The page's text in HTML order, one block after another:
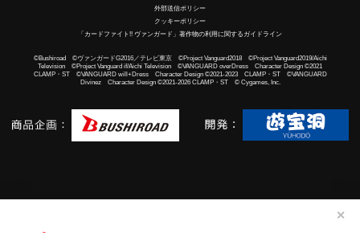
✕
外部送信ポリシー
クッキーポリシー
「カードファイト!! ヴァンガード」著作物の利用に関するガイドライン
©Bushiroad ©ヴァンガードG2016／テレビ東京 ©Project Vanguard2018 ©Project Vanguard2019/Aichi
Television ©Project Vanguard if/Aichi Television ©VANGUARD overDress Character Design ©2021
CLAMP・ST ©VANGUARD will+Dress Character Design ©2021-2023 CLAMP・ST ©VANGUARD
Divinez Character Design ©2021-2026 CLAMP・ST © Cygames, Inc.